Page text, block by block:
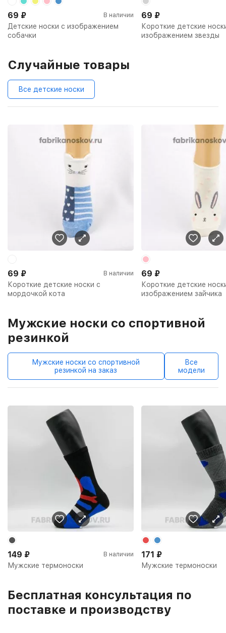
Детские носки с изображением
собачки
69 ₽ В наличии
Короткие детские
изображением звезды
69 ₽
Случайные товары
Все детские носки
Короткие детские носки с
мордочкой кота
69 ₽ В наличии
Короткие детские
изображением зайчика
69 ₽
Мужские носки со спортивной
резинкой
Мужские носки со спортивной
резинкой на заказ
Все
модели
Мужские термоноски
149 ₽ В наличии
Мужские термоноски
171 ₽
Бесплатная консультация по
поставке и производству